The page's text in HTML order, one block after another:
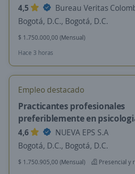
4,5
Bureau Veritas
Bogotá, D.C., Bogotá, D.C.
$ 1.750.000,00 (Mensual)
Hace 3 horas
Empleo destacado
Practicantes profesionales
preferiblemente en
4,6
NUEVA EPS S.A
Bogotá, D.C., Bogotá, D.C.
$ 1.750.905,00 (Mensual)
Presencial y